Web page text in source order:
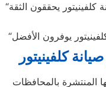
“الاعتماد على الاحترافية: مهندسو صيانة كلفينيتور يحققون الثقة
كلفينيتور
المنتشرة بالمحافظات